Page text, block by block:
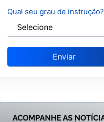
Qual seu grau de instrução?